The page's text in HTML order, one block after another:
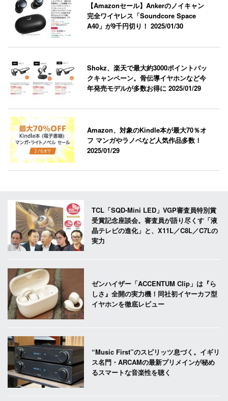
【Amazonセール】Ankerのノイキャン
完全ワイヤレス「Soundcore Space
A40」が9千円切り！2025/01/30
Shokz、楽天で最大約3000ポイントバッ
クキャンペーン。骨伝導イヤホンなど今
年発売モデルが多数お得に2025/01/29
Amazon、対象のKindle本が最大70％オ
フ マンガやラノベなど人気作品多数！
2025/01/29
TCL「SQD-Mini LED」VGP審査員特別賞
受賞記念座談会。審査員が語り尽くす「液
晶テレビの進化」と、X11L／C8L／C7Lの
実力
ゼンハイザー「ACCENTUM Clip」は『ら
しさ』全開の実力機！同社初イヤーカフ型
イヤホンを徹底レビュー
“Music First”のスピリッツ息づく。イギリ
ス名門・ARCAMの最新プリメインが秘め
るスマートな音楽性を聴く